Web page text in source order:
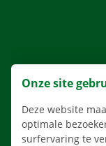
Onze site
Deze website
optimale
surfervaring te